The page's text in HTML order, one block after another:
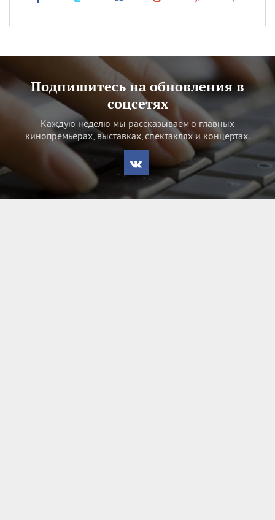
Подпишитесь на обновления в
соцсетях
Каждую неделю мы рассказываем о главных
кинопремьерах, выставках, спектаклях и концертах.